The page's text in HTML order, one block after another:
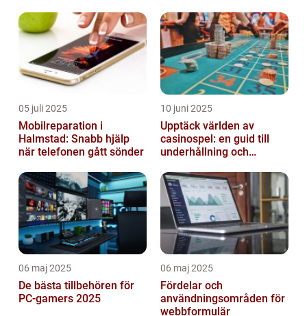
05 juli 2025
Mobilreparation i
Halmstad: Snabb hjälp
när telefonen gått sönder
10 juni 2025
Upptäck världen av
casinospel: en guid till
underhållning och
06 maj 2025
De bästa tillbehören för
PC-gamers 2025
06 maj 2025
Fördelar och
användningsområden för
webbformulär